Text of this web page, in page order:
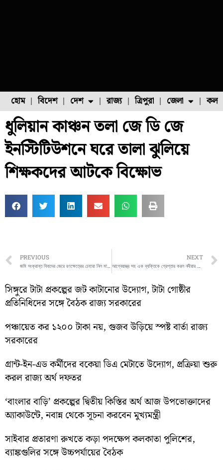
হোম বিদেশ দেশ
ফুল চাষ ফল চাষ মাছ চাষ
রাজ্য ত্রিপুরা জেলা
উত্তর ২৪ পরগনা
ধুলিয়ান কাঞ্চন তলা জে ডি জে
ইনস্টিটিউশনে ঘরে তালা ঝুলিয়ে
শিক্ষকদের আটকে বিক্ষোভ
Prev
PREVIOUS
জমি সংক্রান্ত বিবাদের জেরে রণক্ষেত্রের চেহারা নিল মালদার গাজোল
NEXT
আগ্নেয়াস্ত্র সহ এক ব্যক্তিকে গ্রেপ্তার করল নদীয়ার চাকদা থানার পুলিশ
সিঙ্গুরে টাটা প্রকল্পের জট কাটানোর উদ্যোগ, টাটা গোষ্ঠীর
প্রতিনিধিদের সঙ্গে বৈঠক রাজ্য সরকারের
পঞ্চায়েত কর ১২০০ টাকা নয়, গুজব উড়িয়ে স্পষ্ট বার্তা রাজ্য
সরকারের
গ্রান্ট-ইন-এড কর্মীদের বকেয়া ডিএ মেটাতে উদ্যোগ, প্রক্রিয়া শুরু
করল রাজ্য অর্থ দফতর
‘বাংলার বাড়ি’ প্রকল্পের দ্বিতীয় কিস্তির অর্থ আজ উপভোক্তাদের
অ্যাকাউন্টে, নবান্ন থেকে সূচনা করবেন মুখ্যমন্ত্রী
সাইবার প্রতারণা রুখতে কড়া পদক্ষেপ কলকাতা পুলিশের,
ব্যাঙ্কগুলির সঙ্গে উচ্চপর্যায়ের বৈঠক